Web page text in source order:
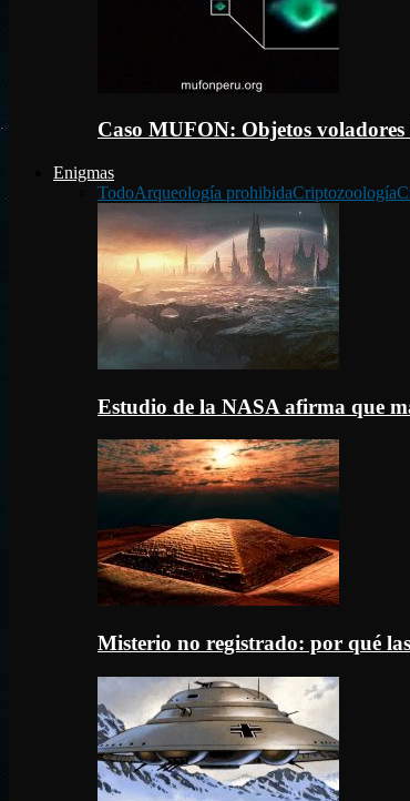
Caso MUFON: Objetos
Enigmas
TodoArqueología prohibidaCriptozoología
Estudio de la NASA afirma que
Misterio no registrado: por qué